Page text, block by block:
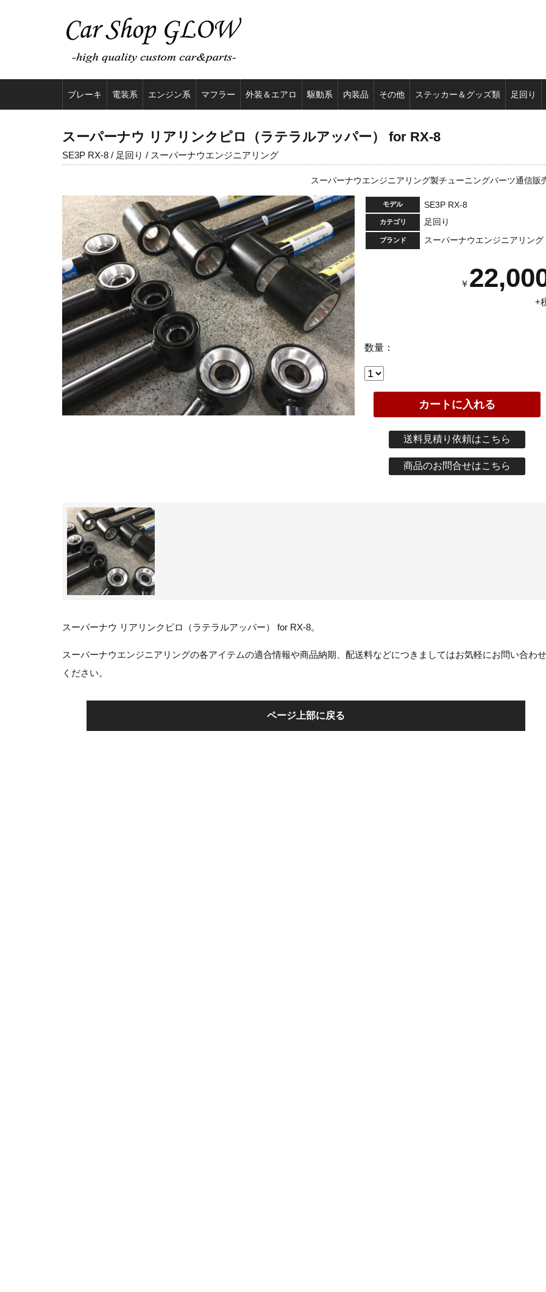
ブレーキ 電装系 エンジン系 マフラー 外装＆エアロ 駆動系 内装品 その他 ステッカー＆グッズ類 足回り
スーパーナウ リアリンクピロ（ラテラルアッパー） for RX-8
SE3P RX-8 / 足回り / スーパーナウエンジニアリング
スーパーナウエンジニアリング製チューニングパーツ通信販
モデル SE3P RX-8
カテゴリ 足回り
ブランド スーパーナウエンジニアリング
￥
+
数量：
スーパーナウ リアリンクピロ（ラテラルアッパー） for RX-8。
スーパーナウエンジニアリングの各アイテムの適合情報や商品納期、配送料などにつきましてはお気軽にお問い合わせ
ください。
ページ上部に戻る